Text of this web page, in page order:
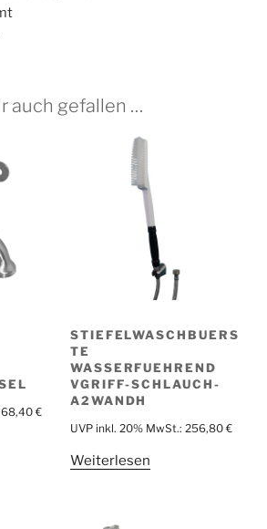
auch gefallen …
68,40 €
STIEFELWASCHBUERS
TE
WASSERFUEHREND
VGRIFF-SCHLAUCH-
A2WANDH
UVP inkl. 20% MwSt.: 256,80 €
Weiterlesen